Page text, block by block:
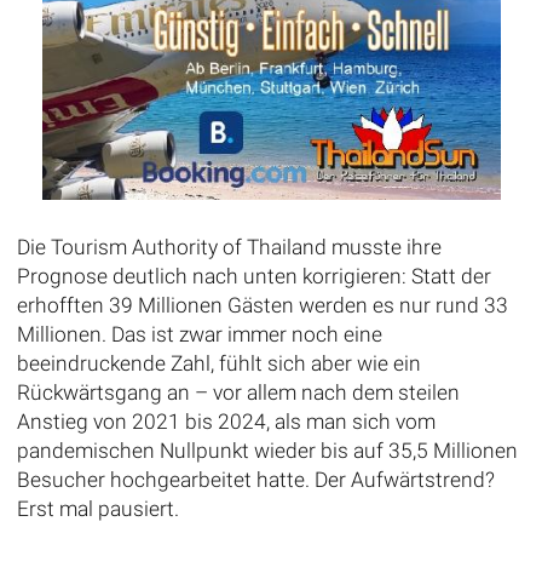
Die Tourism Authority of Thailand musste ihre
Prognose deutlich nach unten korrigieren: Statt der
erhofften 39 Millionen Gästen werden es nur rund 33
Millionen. Das ist zwar immer noch eine
beeindruckende Zahl, fühlt sich aber wie ein
Rückwärtsgang an – vor allem nach dem steilen
Anstieg von 2021 bis 2024, als man sich vom
pandemischen Nullpunkt wieder bis auf 35,5 Millionen
Besucher hochgearbeitet hatte. Der Aufwärtstrend?
Erst mal pausiert.